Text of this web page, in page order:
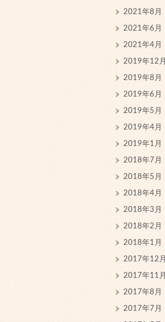
2021年8月
2021年6月
2021年4月
2019年12月
2019年8月
2019年6月
2019年5月
2019年4月
2019年1月
2018年7月
2018年5月
2018年4月
2018年3月
2018年2月
2018年1月
2017年12月
2017年11月
2017年8月
2017年7月